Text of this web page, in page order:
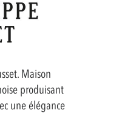
Maison
produisant
une élégance